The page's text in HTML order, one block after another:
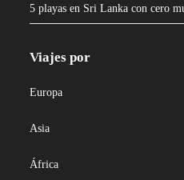
5 playas en Sri Lanka con cero
Viajes por
Europa
Asia
África